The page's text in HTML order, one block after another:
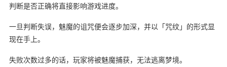
判断是否正确将直接影响游戏进度。
一旦判断失误，魅魔的诅咒便会逐步加深，并以「咒纹」的形式显
现在手上。
失败次数过多的话，玩家将被魅魔捕获，无法逃离梦境。